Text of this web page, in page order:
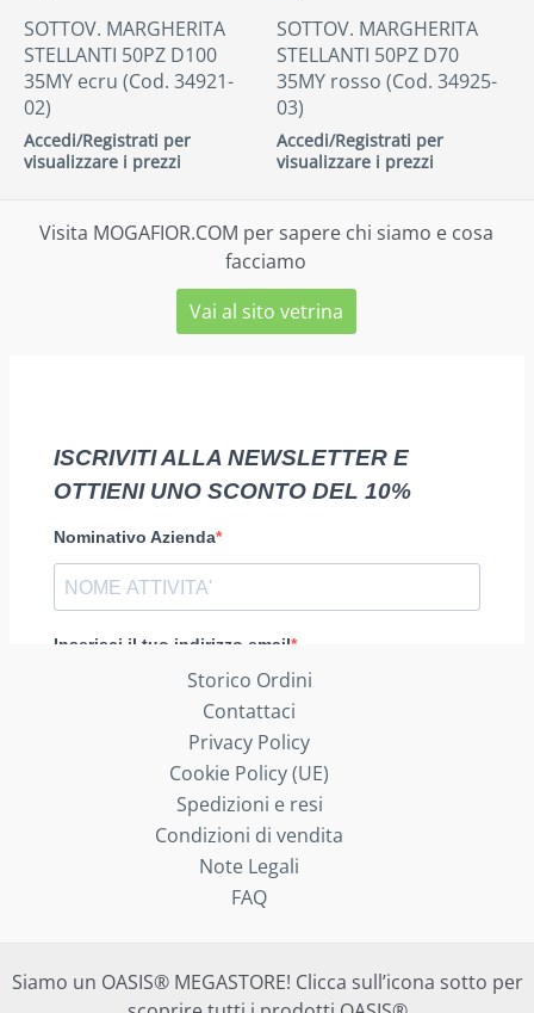
SOTTOV. MARGHERITA
STELLANTI 50PZ D70
35MY rosso (Cod. 34925-
03)
Accedi/Registrati per
visualizzare i prezzi
SOTTOV. MARGHERITA
STELLANTI 50PZ D100
35MY ecru (Cod. 34921-
02)
Accedi/Registrati per
visualizzare i prezzi
Visita MOGAFIOR.COM per sapere chi siamo e cosa
facciamo
Vai al sito vetrina
Storico Ordini
Contattaci
Privacy Policy
Cookie Policy (UE)
Spedizioni e resi
Condizioni di vendita
Note Legali
FAQ
Siamo un OASIS® MEGASTORE! Clicca sull’icona sotto per